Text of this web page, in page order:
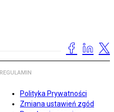
REGULAMIN
Polityka Prywatności
Zmiana ustawień zgód